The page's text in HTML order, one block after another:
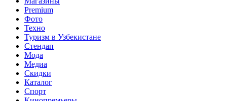
Premium
Фото
Техно
Туризм в Узбекистане
Стендап
Мода
Медиа
Скидки
Каталог
Спорт